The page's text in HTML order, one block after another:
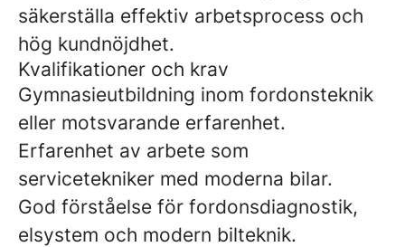
säkerställa effektiv arbetsprocess och
hög kundnöjdhet.
Kvalifikationer och krav
Gymnasieutbildning inom fordonsteknik
eller motsvarande erfarenhet.
Erfarenhet av arbete som
servicetekniker med moderna bilar.
God förståelse för fordonsdiagnostik,
elsystem och modern bilteknik.